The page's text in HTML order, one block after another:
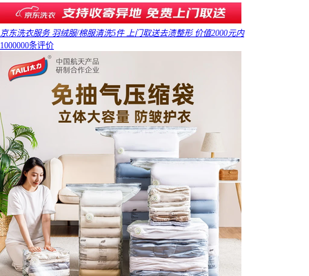
京东洗衣服务 羽绒服/棉服清洗5件 上门取送去渍整形 价值2000元内
1000000条评价